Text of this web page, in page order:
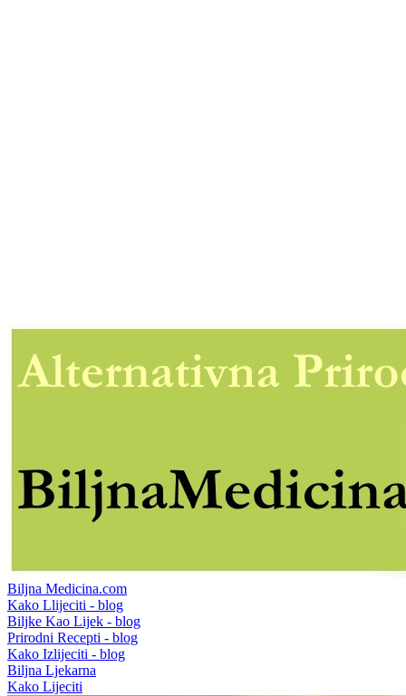
Biljna Medicina.com
Kako Llijeciti - blog
Biljke Kao Lijek - blog
Prirodni Recepti - blog
Kako Izlijeciti - blog
Biljna Ljekarna
Kako Lijeciti